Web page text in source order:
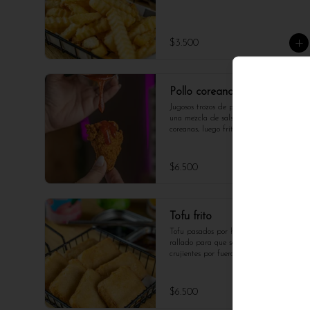
$3.500
Pollo coreano
Jugosos trozos de pollo, marinados en
una mezcla de salsas tradicionales
coreanas, luego fritos hasta quedar
lleno de sabor y textura.
$6.500
Tofu frito
Tofu pasados por huevo, harina y pan
rallado para que sean dorados y
crujientes por fuera, suaves por dentro.
$6.500